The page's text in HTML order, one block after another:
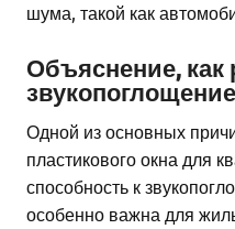
шума, такой как
Объяснение, как
звукопоглощение
Одной из основных
пластикового окна для
способность к
особенно важна для